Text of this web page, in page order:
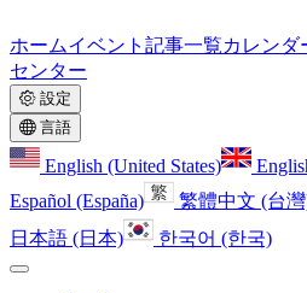
ホームイベント 記事一覧カレンダ
センター
設定
言語
English (United States)
Español (España)
繁體中文 (台
日本語 (日本)
한국어 (한국)